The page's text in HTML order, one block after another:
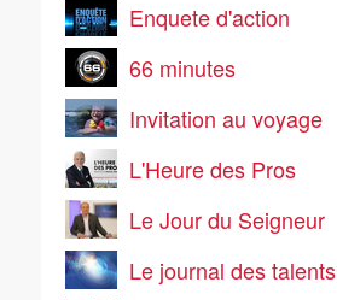
Enquete d'action
66 minutes
Invitation au voyage
L'Heure des Pros
Le Jour du Seigneur
Le journal des talents